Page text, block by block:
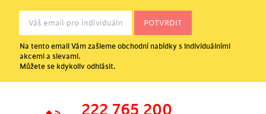
Na tento email Vám zašleme obchodní nabídky s individuálními
akcemi a slevami.
Můžete se kdykoliv odhlásit.
222 765 200